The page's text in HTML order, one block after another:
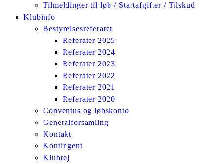
Tilmeldinger til løb / Startafgifter / Tilskud
Klubinfo
Bestyrelsesreferater
Referater 2025
Referater 2024
Referater 2023
Referater 2022
Referater 2021
Referater 2020
Conventus og løbskonto
Generalforsamling
Kontakt
Kontingent
Klubtøj